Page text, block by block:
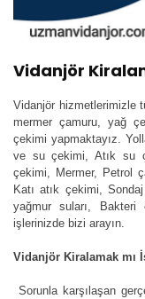
Vidanjör
Vidanjör hizmetlerimizle
mermer çamuru, yağ
çekimi yapmaktayız.
ve su çekimi, Atık su
çekimi, Mermer, Petrol
Katı atık çekimi,
yağmur suları, Bakteri
işlerinizde bizi arayın.
Vidanjör Kiralamak mı
Sorunla karşılaşan